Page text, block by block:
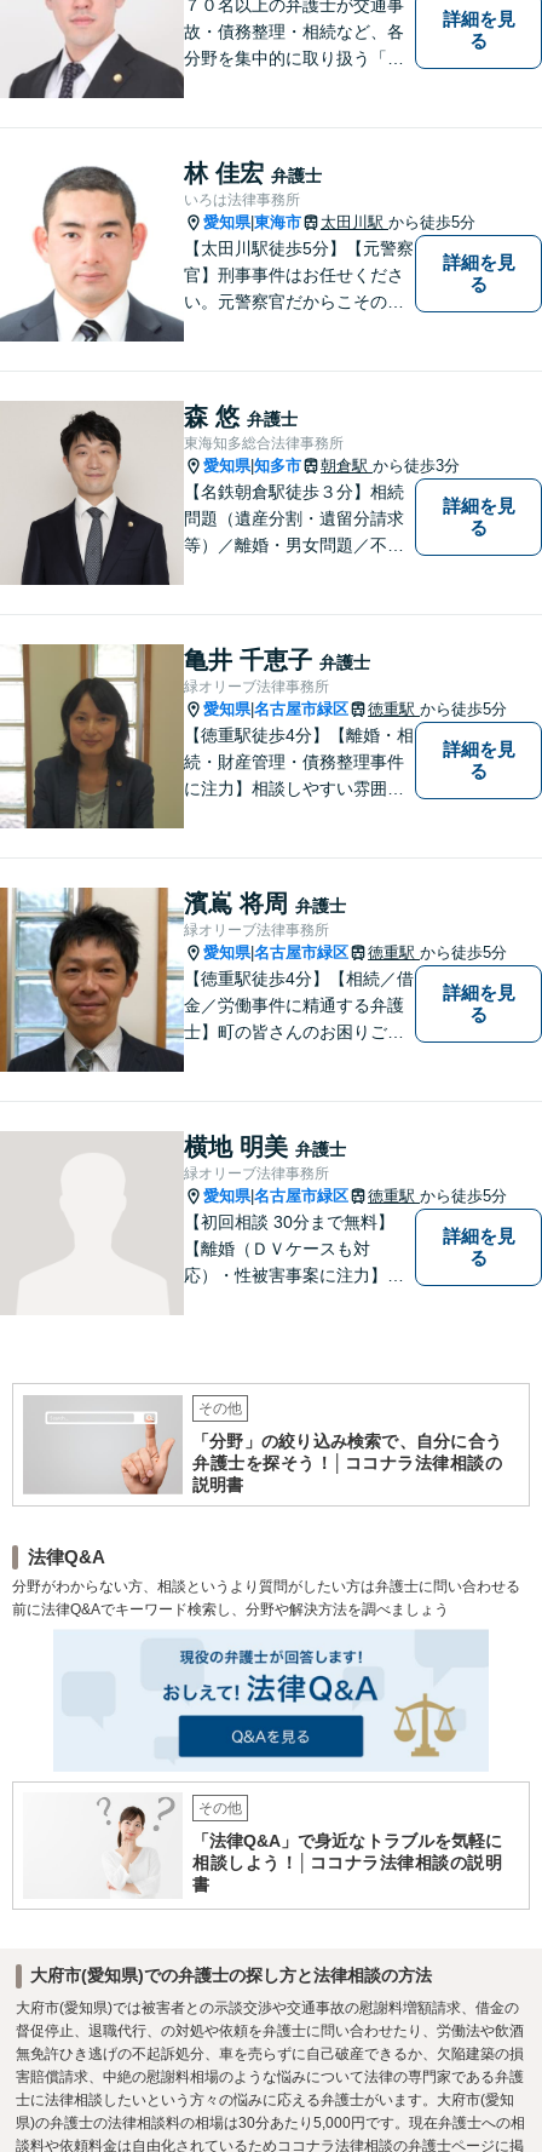
７０名以上の弁護士が交通事
故・債務整理・相続など、各
分野を集中的に取り扱う「分
できるよう努めております。
詳細を見
る
林 佳宏 弁護士
いろは法律事務所
愛知県|東海市 太田川駅 から徒歩5分
【太田川駅徒歩5分】【元警察
官】刑事事件はお任せくださ
い。元警察官だからこその視
ることはございません。元警
察官の経験を活かした交通事
故事案対応もいたします。
詳細を見
る
森 悠 弁護士
東海知多総合法律事務所
愛知県|知多市 朝倉駅 から徒歩3分
【名鉄朝倉駅徒歩３分】相続
問題（遺産分割・遺留分請求
等）／離婚・男女問題／不動
多数。
詳細を見
る
亀井 千恵子 弁護士
緑オリーブ法律事務所
愛知県|名古屋市緑区 徳重駅 から徒歩5分
【徳重駅徒歩4分】【離婚・相
続・財産管理・債務整理事件
に注力】相談しやすい雰囲気
詳細を見
る
濱嶌 将周 弁護士
緑オリーブ法律事務所
愛知県|名古屋市緑区 徳重駅 から徒歩5分
【徳重駅徒歩4分】【相続／借
金／労働事件に精通する弁護
士】町の皆さんのお困りごと
バー等の情報問題にも意欲高
く取り組みます。お困りごと
があれば。お気軽にご相談く
ださい。
詳細を見
る
横地 明美 弁護士
緑オリーブ法律事務所
愛知県|名古屋市緑区 徳重駅 から徒歩5分
【初回相談 30分まで無料】
【離婚（ＤＶケースも対
応）・性被害事案に注力】
詳細を見
る
その他
「分野」の絞り込み検索で、自分に合う
弁護士を探そう！│ココナラ法律相談の
説明書
法律Q&A
分野がわからない方、相談というより質問がしたい方は弁護士に問い合わせる
前に法律Q&Aでキーワード検索し、分野や解決方法を調べましょう
その他
「法律Q&A」で身近なトラブルを気軽に
相談しよう！│ココナラ法律相談の説明
書
大府市(愛知県)での弁護士の探し方と法律相談の方法
大府市(愛知県)では被害者との示談交渉や交通事故の慰謝料増額請求、借金の
督促停止、退職代行、の対処や依頼を弁護士に問い合わせたり、労働法や飲酒
無免許ひき逃げの不起訴処分、車を売らずに自己破産できるか、欠陥建築の損
害賠償請求、中絶の慰謝料相場のような悩みについて法律の専門家である弁護
士に法律相談したいという方々の悩みに応える弁護士がいます。大府市(愛知
県)の弁護士の法律相談料の相場は30分あたり5,000円です。現在弁護士への相
談料や依頼料金は自由化されているためココナラ法律相談の弁護士ページに掲